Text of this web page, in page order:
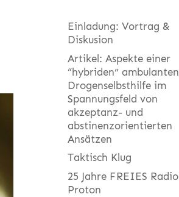
Einladung: Vortrag &
Diskusion
Artikel: Aspekte einer
“hybriden” ambulanten
Drogenselbsthilfe im
Spannungsfeld von
akzeptanz- und
abstinenzorientierten
Ansätzen
Taktisch Klug
25 Jahre FREIES Radio
Proton